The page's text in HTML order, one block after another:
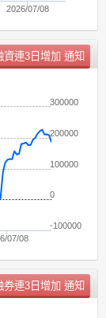
2026/07/08
單位：張
07/08
-100000
0
100000
200000
300000
單位：張